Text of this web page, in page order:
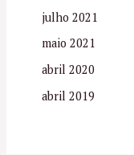
julho 2021
maio 2021
abril 2020
abril 2019